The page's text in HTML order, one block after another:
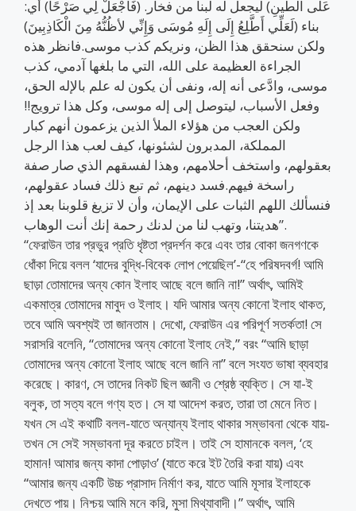
عَلَى الطِّينِ) ليجعل له لبنا من فخار. (فَاجْعَلْ لِي صَرْحًا) أي:
بناء (لَعَلِّي أَطَّلِعُ إِلَى إِلَهِ مُوسَى وَإِنِّي لأظُنُّهُ مِنَ الْكَاذِبِينَ)
ولكن سنحقق هذا الظن، ونريكم كذب موسى.فانظر هذه
الجراءة العظيمة على الله، التي ما بلغها آدمي، كذب
موسى، وادَّعى أنه إله، ونفى أن يكون له علم بالإله الحق،
وفعل الأسباب، ليتوصل إلى إله موسى، وكل هذا ترويج!!
ولكن العجب من هؤلاء الملأ الذين يزعمون أنهم كبار
المملكة، المدبرون لشئونها، كيف لعب هذا الرجل
بعقولهم، واستخف أحلامهم، وهذا لفسقهم الذي صار صفة
راسخة فيهم.فسد دينهم، ثم تبع ذلك فساد عقولهم،
فنسألك اللهم الثبات على الإيمان، وأن لا تزيغ قلوبنا بعد إذ
هديتنا، وتهب لنا من لدنك رحمة إنك أنت الوهاب”.
“ফেরাউন তার প্রভুর প্রতি ধৃষ্টতা প্রদর্শন করে এবং তার বোকা জনগণকে
ধোঁকা দিয়ে বলল ‘যাদের বুদ্ধি-বিবেক লোপ পেয়েছিল’-“হে পরিষদবর্গ! আমি
ছাড়া তোমাদের অন্য কোন ইলাহ আছে বলে জানি না!” অর্থাৎ, আমিই
একমাত্র তোমাদের মাবুদ ও ইলাহ। যদি আমার অন্য কোনো ইলাহ থাকত,
তবে আমি অবশ্যই তা জানতাম। দেখো, ফেরাউন এর পরিপূর্ণ সতর্কতা! সে
সরাসরি বলেনি, “তোমাদের অন্য কোনো ইলাহ নেই,” বরং “আমি ছাড়া
তোমাদের অন্য কোনো ইলাহ আছে বলে জানি না” বলে সংযত ভাষা ব্যবহার
করেছে। কারণ, সে তাদের নিকট ছিল জ্ঞানী ও শ্রেষ্ঠ ব্যক্তি। সে যা-ই
বলুক, তা সত্য বলে গণ্য হত। সে যা আদেশ করত, তারা তা মেনে নিত।
যখন সে এই কথাটি বলল-যাতে অন্যান্য ইলাহ থাকার সম্ভাবনা থেকে যায়-
তখন সে সেই সম্ভাবনা দূর করতে চাইল। তাই সে হামানকে বলল, ‘হে
হামান! আমার জন্য কাদা পোড়াও’ (যাতে করে ইট তৈরি করা যায়) এবং
“আমার জন্য একটি উচ্চ প্রাসাদ নির্মাণ কর, যাতে আমি মূসার ইলাহকে
দেখতে পায়। নিশ্চয় আমি মনে করি, মুসা মিথ্যাবাদী।” অর্থাৎ, আমি